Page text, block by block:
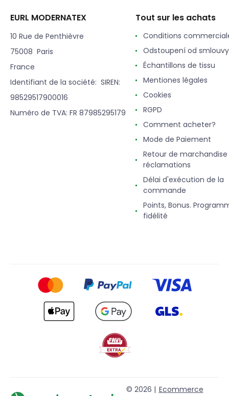
EURL MODERNATEX
10 Rue de Penthièvre
75008 Paris
France
Identifiant de la société: SIREN:
98529517900016
Numéro de TVA: FR 87985295179
Tout sur les achats
Conditions
Odstoupení od smlouvy
Échantillons de tissu
Mentiones légales
Cookies
RGPD
Comment acheter?
Mode de Paiement
Retour de
réclamations
Délai d'exécution de la
commande
Points, Bonus.
fidélité
© 2026 | Ecommerce